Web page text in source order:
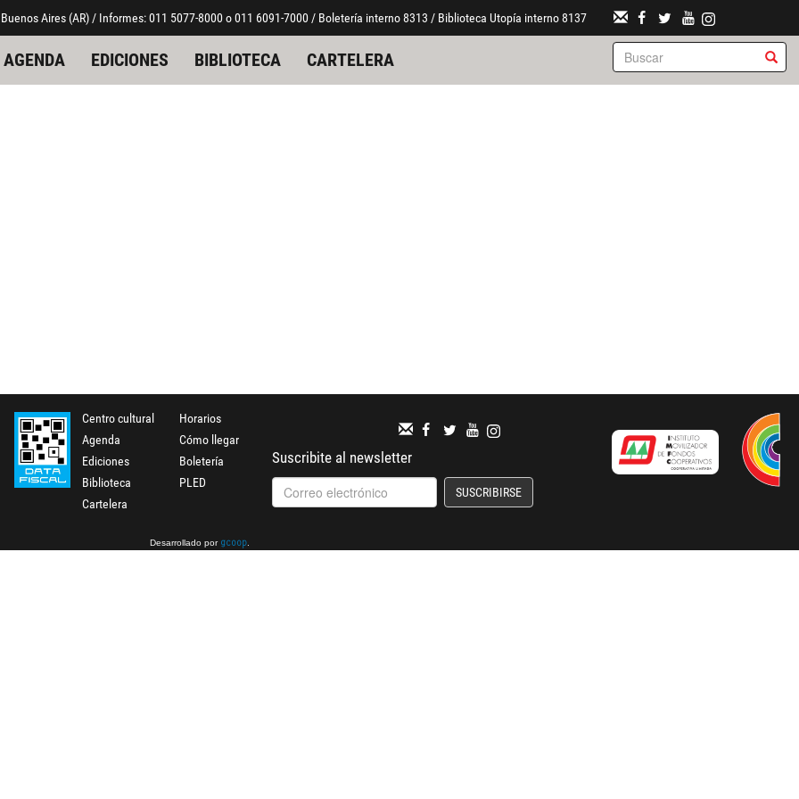
Aires (AR) / Informes: 011 5077-8000 o 011 6091-7000 / Boletería interno 8313 / Biblioteca Utopía interno 8137
AGENDA EDICIONES BIBLIOTECA CARTELERA
Centro cultural
Agenda
Ediciones
Biblioteca
Cartelera
Horarios
Cómo llegar
Boletería
PLED
Suscribite al newsletter
SUSCRIBIRSE
Desarrollado por gcoop.